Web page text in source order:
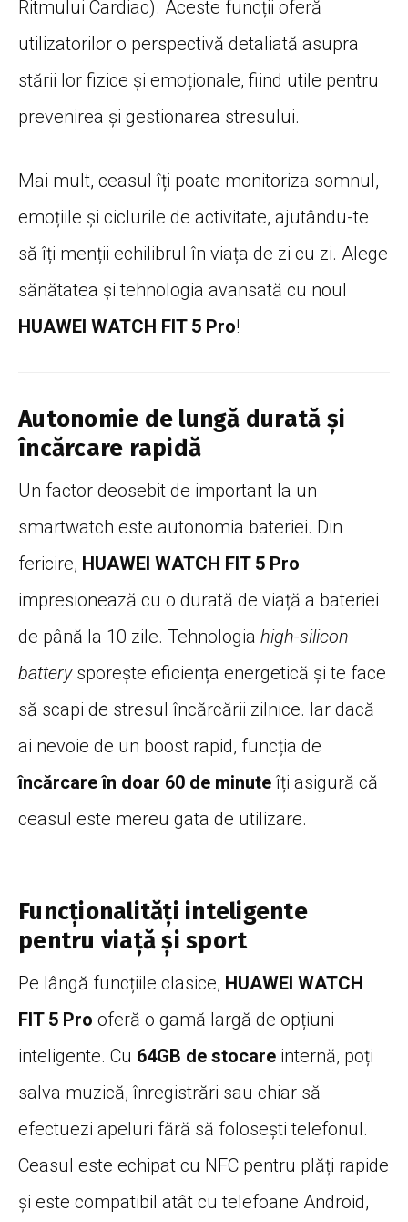
Ritmului Cardiac). Aceste funcții oferă
utilizatorilor o perspectivă detaliată asupra
stării lor fizice și emoționale, fiind utile pentru
prevenirea și gestionarea stresului.
Mai mult, ceasul îți poate monitoriza somnul,
emoțiile și ciclurile de activitate, ajutându-te
să îți menții echilibrul în viața de zi cu zi. Alege
sănătatea și tehnologia avansată cu noul
HUAWEI WATCH FIT 5 Pro!
Autonomie de lungă durată și
încărcare rapidă
Un factor deosebit de important la un
smartwatch este autonomia bateriei. Din
fericire, HUAWEI WATCH FIT 5 Pro
impresionează cu o durată de viață a bateriei
de până la 10 zile. Tehnologia high-silicon
batterysporește eficiența energetică și te face
să scapi de stresul încărcării zilnice. Iar dacă
ai nevoie de un boost rapid, funcția de
încărcare în doar 60 de minute îți asigură că
ceasul este mereu gata de utilizare.
Funcționalități inteligente
pentru viață și sport
Pe lângă funcțiile clasice, HUAWEI WATCH
FIT 5 Pro oferă o gamă largă de opțiuni
inteligente. Cu 64GB de stocare internă, poți
salva muzică, înregistrări sau chiar să
efectuezi apeluri fără să folosești telefonul.
Ceasul este echipat cu NFC pentru plăți rapide
și este compatibil atât cu telefoane Android,